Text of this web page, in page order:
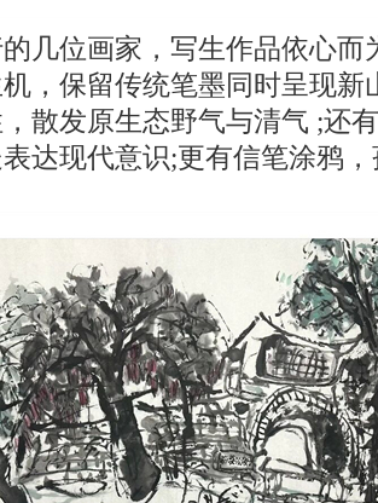
位画家，写生作品依心而
，保留传统笔墨同时呈现新
散发原生态野气与清气 ;还
达现代意识;更有信笔涂鸦